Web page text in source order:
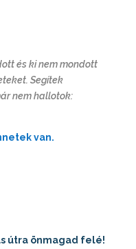
és ki nem mondott
Segítek
nem hallotok:
van.
útra önmagad felé!